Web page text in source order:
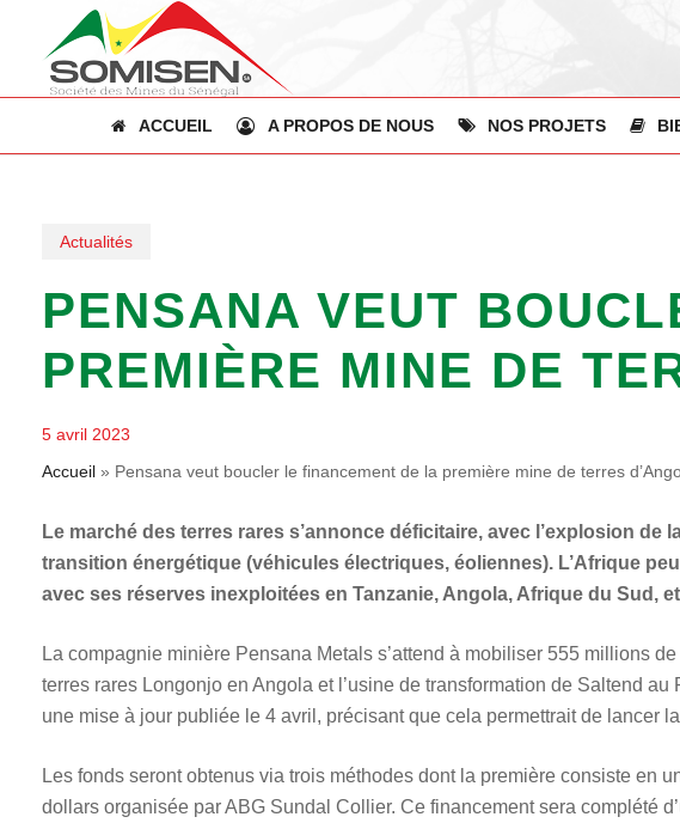
ACCUEIL A PROPOS DE NOUS NOS PROJETS
Actualités
PENSANA VEUT
PREMIÈRE MINE DE
5 avril 2023
Accueil » Pensana veut boucler le financement de la première mine de terres
Le marché des terres rares s’annonce déficitaire, avec l’explosion de
transition énergétique (véhicules électriques, éoliennes). L’Afrique
avec ses réserves inexploitées en Tanzanie, Angola, Afrique du Sud,
La compagnie minière Pensana Metals s’attend à mobiliser 555 millions
terres rares Longonjo en Angola et l’usine de transformation de Saltend au
une mise à jour publiée le 4 avril, précisant que cela permettrait de lancer
Les fonds seront obtenus via trois méthodes dont la première consiste en
dollars organisée par ABG Sundal Collier. Ce financement sera complété